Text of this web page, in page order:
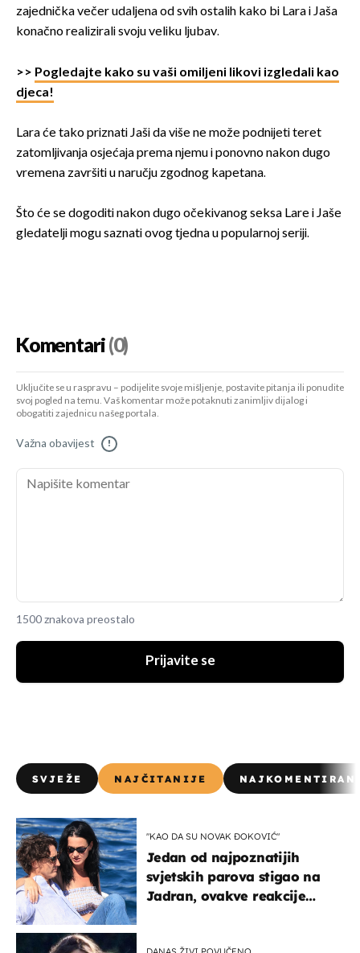
zajednička večer udaljena od svih ostalih kako bi Lara i Jaša
konačno realizirali svoju veliku ljubav.
>> Pogledajte kako su vaši omiljeni likovi izgledali kao
djeca!
Lara će tako priznati Jaši da više ne može podnijeti teret
zatomljivanja osjećaja prema njemu i ponovno nakon dugo
vremena završiti u naručju zgodnog kapetana.
Što će se dogoditi nakon dugo očekivanog seksa Lare i Jaše
gledatelji mogu saznati ovog tjedna u popularnoj seriji.
Komentari(0)
Uključite se u raspravu – podijelite svoje mišljenje, postavite pitanja ili ponudite
svoj pogled na temu. Vaš komentar može potaknuti zanimljiv dijalog i
obogatiti zajednicu našeg portala.
Važna obavijest !
1500 znakova preostalo
Prijavite se
SVJEŽE NAJČITANIJE
"KAO DA SU NOVAK ĐOKOVIĆ"
Jedan od najpoznatijih
svjetskih parova stigao na
Jadran, ovakve reakcije